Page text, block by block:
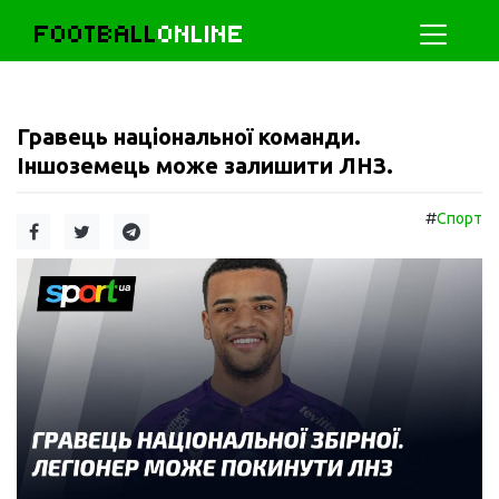
FOOTBALLONLINE
Гравець національної команди.
Іншоземець може залишити ЛНЗ.
#Спорт